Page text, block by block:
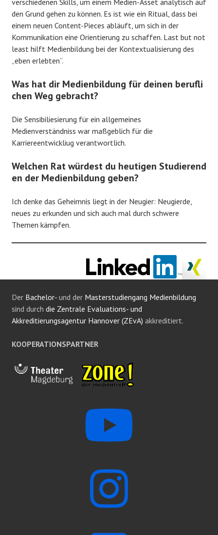
den Grund gehen zu können. Es ist wie ein Ritual, dass bei
einem neuen Content-Pieces abläuft, um sich in der
Kommunikation eine Orientierung zu schaffen. Last but not
least hilft Medienbildung bei der Kontextualisierung des
„eben erlebten“.
Was hat dir Medienbildung für deinen berufli
chen Weg gebracht?
Die Sensibiliesierung für ein allgemeines
Medienverständniss war maßgeblich für die
Karriereentwickliug verantwortlich.
Welchen Rat würdest du heutigen Studierend
en der Medienbildung geben?
Ich denke das Geheimnis liegt in der Neugier: Neugierde,
neues zu erkunden und sich auch mal durch schwere
Themen kämpfen.
Der Bachelor- und der Masterstudiengang Medienbildung
sind durch die Zentrale Evaluations- und
Akkreditierungsagentur Hannover (ZEvA) akkreditiert.
KOOPERATIONSPARTNER